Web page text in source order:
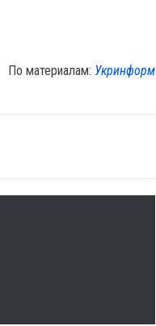
По материалам: Укринформ